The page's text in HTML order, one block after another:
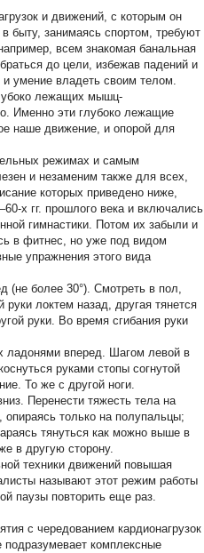
и движений, с которым он
быту, занимаясь спортом, требуют
всем знакомая банальная
до цели, избежав падений и
и умение владеть своим телом.
лежащих мышц-
Именно эти глубоко лежащие
наше движение, и опорой для
режимах и самым
и незаменим также для всех,
которых приведено ниже,
х гг. прошлого века и включались
гимнастики. Потом их забыли и
в фитнес, но уже под видом
упражнения этого вида
(не более 30°). Смотреть в пол,
локтем назад, другая тянется
руки. Во время сгибания руки
ладонями вперед. Шагом левой в
руками стопы согнутой
То же с другой ноги.
Перенести тяжесть тела на
опираясь только на полупальцы;
тянуться как можно выше в
в другую сторону.
техники движений повышая
называют этот режим работы
паузы повторить еще раз.
с чередованием кардионагрузок
подразумевает комплексные